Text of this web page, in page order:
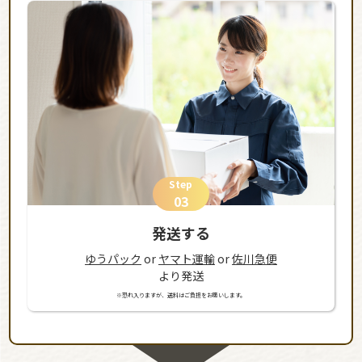
Step
03
発送する
ゆうパック or ヤマト運輸or佐川急便
より発送
※恐れ入りますが、送料はご負担をお願いします。